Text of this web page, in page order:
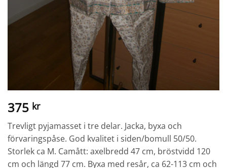
375 kr
Trevligt pyjamasset i tre delar. Jacka, byxa och
förvaringspåse. God kvalitet i siden/bomull 50/50.
Storlek ca M. Camått: axelbredd 47 cm, bröstvidd 120
cm och längd 77 cm. Byxa med resår, ca 62-113 cm och